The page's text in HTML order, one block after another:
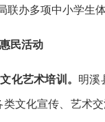
联办多项中小学生
民活动
化艺术培训。 明溪
文化宣传、艺术